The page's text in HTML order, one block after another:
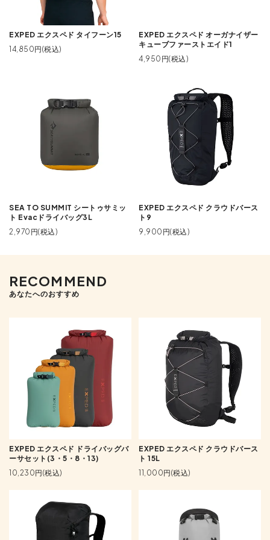
EXPED エクスペド タイフーン15
14,850円(税込)
EXPED エクスペド オーガナイザー
キューブファーストエイド1
4,950円(税込)
SEA TO SUMMIT シートゥサミッ
ト Evacドライバッグ3L
2,970円(税込)
EXPED エクスペド クラウドバース
ト9
9,900円(税込)
RECOMMEND
あなたへのおすすめ
EXPED エクスペド ドライバッグバ
ーサセット(3・5・8・13)
10,230円(税込)
EXPED エクスペド クラウドバース
ト 15L
11,000円(税込)